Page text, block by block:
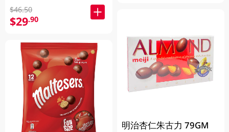
$46.50
$29.90
明治杏仁朱古力 79GM